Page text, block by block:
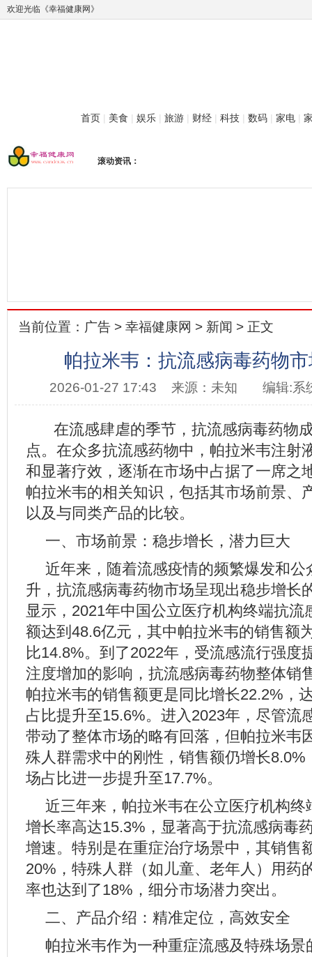
欢迎光临《幸福健康网》
首页 | 美食 | 娱乐 | 旅游 | 财经 | 科技 | 数码 | 家电 |
滚动资讯：
当前位置： 广告 > 幸福健康网 > 新闻 > 正文
帕拉米韦：抗流感病毒药物
2026-01-27 17:43 来源：未知 编辑:系
在流感肆虐的季节，抗流感病毒药物
点。在众多抗流感药物中，帕拉米韦注射
和显著疗效，逐渐在市场中占据了一席之
帕拉米韦的相关知识，包括其市场前景、
以及与同类产品的比较。
一、市场前景：稳步增长，潜力巨大
近年来，随着流感疫情的频繁爆发和公
升，抗流感病毒药物市场呈现出稳步增长
显示，2021年中国公立医疗机构终端抗流
额达到48.6亿元，其中帕拉米韦的销售额
比14.8%。到了2022年，受流感流行强度
注度增加的影响，抗流感病毒药物整体销
帕拉米韦的销售额更是同比增长22.2%，
占比提升至15.6%。进入2023年，尽管流
带动了整体市场的略有回落，但帕拉米韦
殊人群需求中的刚性，销售额仍增长8.0%
场占比进一步提升至17.7%。
近三年来，帕拉米韦在公立医疗机构终
增长率高达15.3%，显著高于抗流感病毒
增速。特别是在重症治疗场景中，其销售
20%，特殊人群（如儿童、老年人）用药
率也达到了18%，细分市场潜力突出。
二、产品介绍：精准定位，高效安全
帕拉米韦作为一种重症流感及特殊场景